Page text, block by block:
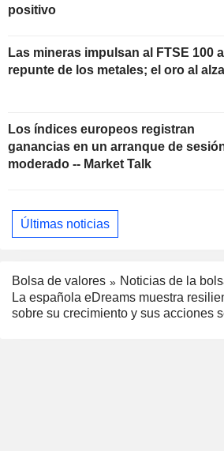
positivo
Las mineras impulsan al FTSE 100
repunte de los metales; el oro al alza
Los índices europeos registran
ganancias en un arranque de
moderado -- Market Talk
Últimas noticias
Bolsa de valores
Noticias de la
La española eDreams muestra
sobre su crecimiento y sus acciones